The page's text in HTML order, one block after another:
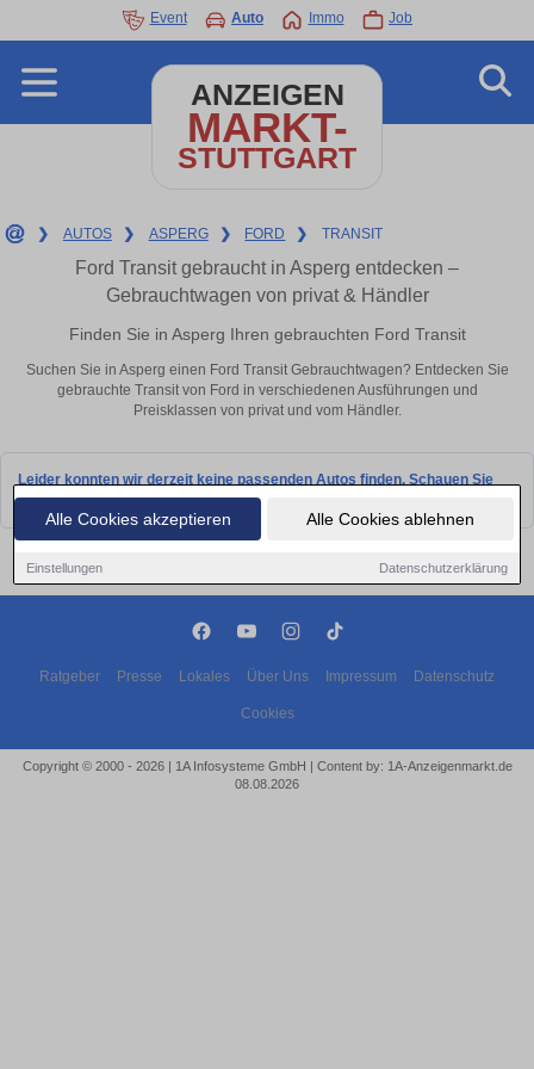
Alle Cookies akzeptieren Alle Cookies ablehnen
Einstellungen Datenschutzerklärung
Event Auto Immo Job
ANZEIGEN
MARKT-
STUTTGART
❯ AUTOS ❯ ASPERG ❯ FORD ❯ TRANSIT
Ford Transit gebraucht in Asperg entdecken –
Gebrauchtwagen von privat & Händler
Finden Sie in Asperg Ihren gebrauchten Ford Transit
Suchen Sie in Asperg einen Ford Transit Gebrauchtwagen? Entdecken Sie
gebrauchte Transit von Ford in verschiedenen Ausführungen und
Preisklassen von privat und vom Händler.
Leider konnten wir derzeit keine passenden Autos finden. Schauen Sie
bald wieder vorbei!
Ratgeber Presse Lokales Über Uns Impressum Datenschutz
Cookies
Copyright © 2000 - 2026 | 1A Infosysteme GmbH | Content by: 1A-Anzeigenmarkt.de
08.08.2026